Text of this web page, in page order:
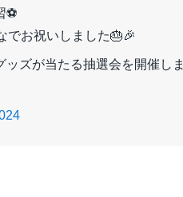
⚽
でお祝いしました🎂🎉
ッズが当たる抽選会を開催し